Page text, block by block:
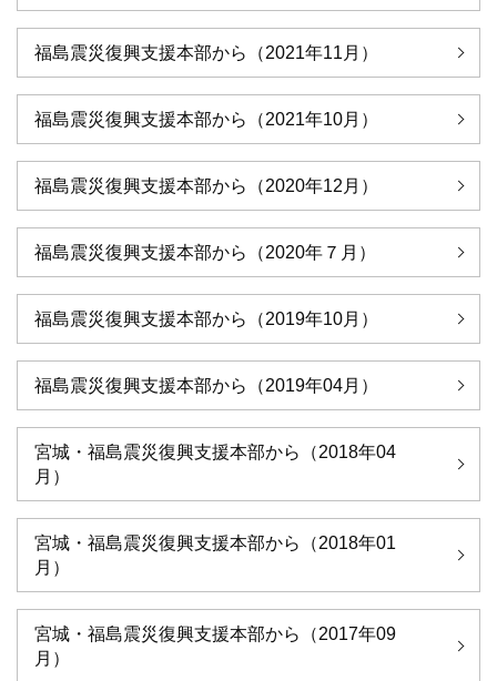
福島震災復興支援本部から（2021年11月）
福島震災復興支援本部から（2021年10月）
福島震災復興支援本部から（2020年12月）
福島震災復興支援本部から（2020年７月）
福島震災復興支援本部から（2019年10月）
福島震災復興支援本部から（2019年04月）
宮城・福島震災復興支援本部から（2018年04
月）
宮城・福島震災復興支援本部から（2018年01
月）
宮城・福島震災復興支援本部から（2017年09
月）